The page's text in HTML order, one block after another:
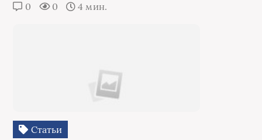
0 0 4 мин.
Статьи